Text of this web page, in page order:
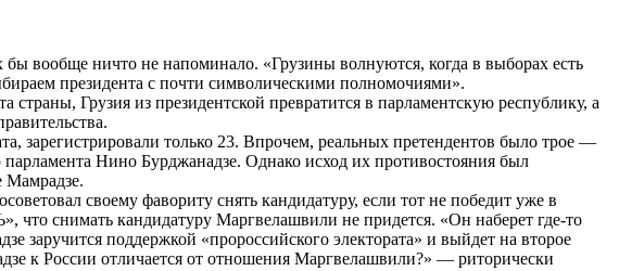
вообще ничто не напоминало. «Грузины волнуются, когда в выборах есть
президента с почти символическими полномочиями».
страны, Грузия из президентской превратится в парламентскую республику, а
зарегистрировали только 23. Впрочем, реальных претендентов было трое —
Нино Бурджанадзе. Однако исход их противостояния был
Мамрадзе.
своему фавориту снять кандидатуру, если тот не победит уже в
что снимать кандидатуру Маргвелашвили не придется. «Он наберет где-то
заручится поддержкой «пророссийского электората» и выйдет на второе
к России отличается от отношения Маргвелашвили?» — риторически